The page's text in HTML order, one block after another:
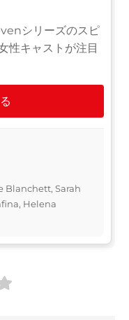
シリーズのスピ
性キャストが注目
Blanchett, Sarah
Helena